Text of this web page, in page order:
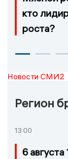
кто
роста?
Новости СМИ2
Регион
13:00
6